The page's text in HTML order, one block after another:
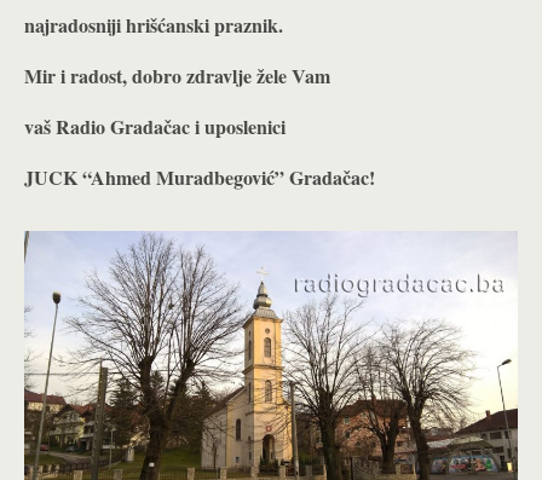
najradosniji hrišćanski praznik.
Mir i radost, dobro zdravlje žele Vam
vaš Radio Gradačac i uposlenici
JUCK “Ahmed Muradbegović” Gradačac!